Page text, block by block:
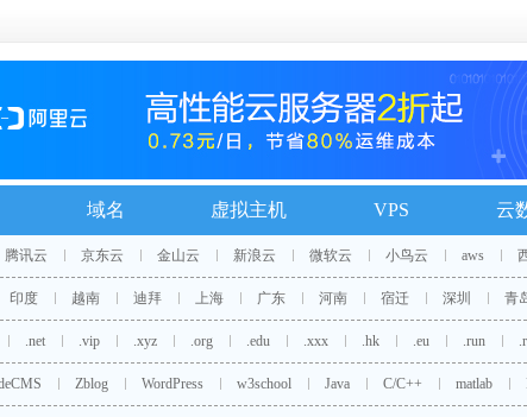
域名 虚拟主机 VPS 云
腾讯云 京东云 金山云 新浪云 微软云 小鸟云 aws
印度 越南 迪拜 上海 广东 河南 宿迁 深圳 青
.net .vip .xyz .org .edu .xxx .hk .eu .run
Zblog WordPress w3school Java C/C++ matlab